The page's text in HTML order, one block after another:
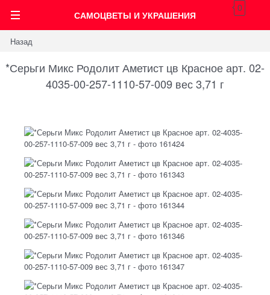
САМОЦВЕТЫ И УКРАШЕНИЯ
0
Назад
*Серьги Микс Родолит Аметист цв Красное арт. 02-
4035-00-257-1110-57-009 вес 3,71 г